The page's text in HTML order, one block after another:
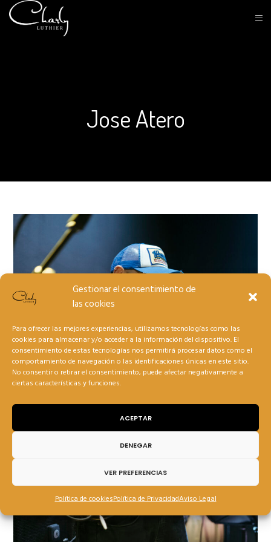
Gestionar el consentimiento de
las cookies
Para ofrecer las mejores experiencias, utilizamos tecnologías como las
cookies para almacenar y/o acceder a la información del dispositivo. El
consentimiento de estas tecnologías nos permitirá procesar datos como el
comportamiento de navegación o las identificaciones únicas en este sitio.
No consentir o retirar el consentimiento, puede afectar negativamente a
ciertas características y funciones.
ACEPTAR
DENEGAR
VER PREFERENCIAS
Política de cookiesPolítica de PrivacidadAviso Legal
Jose Atero